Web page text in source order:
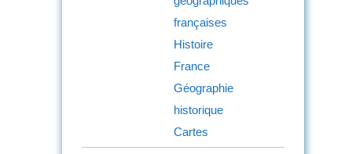
françaises
Histoire
France
Géographie
historique
Cartes